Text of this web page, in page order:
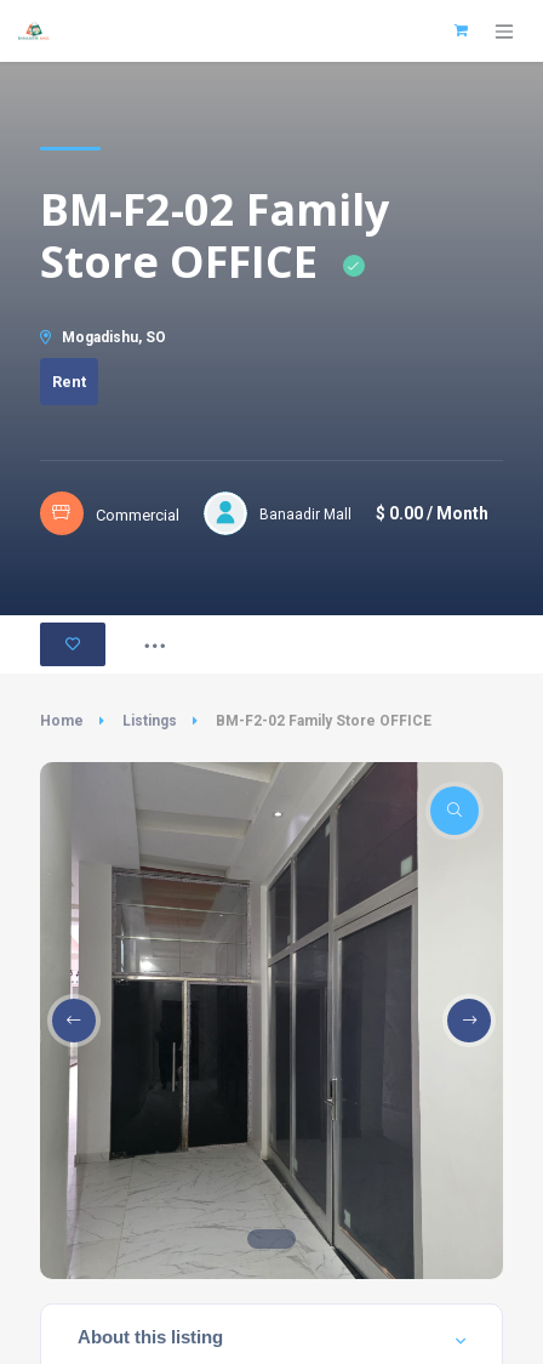
BM-F2-02 Family
Store OFFICE
Mogadishu, SO
Rent
Commercial Banaadir Mall $ 0.00 / Month
Home Listings BM-F2-02 Family Store OFFICE
About this listing